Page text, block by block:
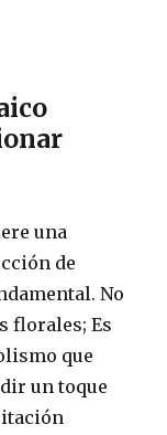
una
de
No
florales; Es
que
un toque